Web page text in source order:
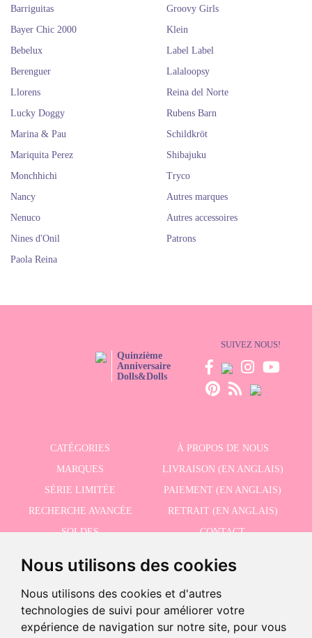
Nous utilisons des cookies
Nous utilisons des cookies et d'autres
technologies de suivi pour améliorer votre
expérience de navigation sur notre site, pour vous
Barriguitas
Bayer Chic 2000
Bebelux
Berenguer
Groovy Girls
Klein
Label Label
Lalaloopsy
Llorens
Lucky Doggy
Marina & Pau
Mariquita Perez
Monchhichi
Nancy
Nenuco
Nines d'Onil
Paola Reina
Reina del Norte
Rubens Barn
Schildkröt
Shibajuku
Tryco
Autres marques
Autres accessoires
Patrons
Quinzième
Anniversaire
Dolls&Dolls
SUIVEZ NOUS!
CATÉGORIES
À PROPOS DE NOUS
MARQUES
LIVRAISON (EN ANGLAIS)
SÉRIE LIMITÉE
PAIEMENT (EN ANGLAIS)
RECHERCHE AVANCÉE
RETRAIT (EN ANGLAIS)
SOLDES
CONTACT